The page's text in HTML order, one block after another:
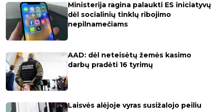
Ministerija ragina palaukti ES iniciatyvų
dėl socialinių tinklų ribojimo
nepilnamečiams
AAD: dėl neteisėtų žemės kasimo
darbų pradėti 16 tyrimų
Laisvės alėjoje vyras susižalojo peiliu